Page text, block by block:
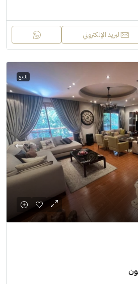
البريد الإلكتروني
للبيع